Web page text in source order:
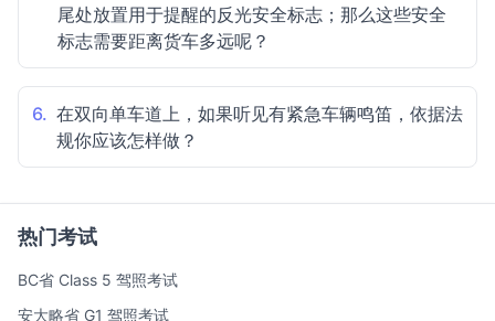
尾处放置用于提醒的反光安全标志；那么这些安全
标志需要距离货车多远呢？
6. 在双向单车道上，如果听见有紧急车辆鸣笛，依据法
规你应该怎样做？
热门考试
BC省 Class 5 驾照考试
安大略省 G1 驾照考试